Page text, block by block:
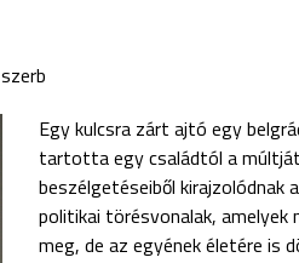
szerb
Egy kulcsra zárt ajtó egy
tartotta egy családtól a
beszélgetéseiből
politikai törésvonalak,
meg, de az egyének életére is